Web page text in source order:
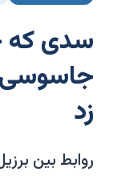
سدی که
جاسوسی
زد
روابط بین